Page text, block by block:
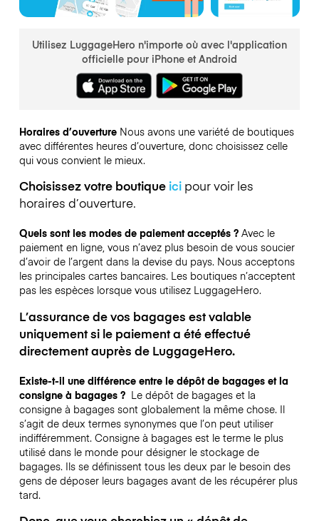
Utilisez LuggageHero n'importe où avec l'application
officielle pour iPhone et Android
Horaires d’ouverture Nous avons une variété de boutiques
avec différentes heures d’ouverture, donc choisissez celle
qui vous convient le mieux.
Choisissez votre boutique icipour voir les
horaires d’ouverture.
Quels sont les modes de paiement acceptés ? Avec le
paiement en ligne, vous n’avez plus besoin de vous soucier
d’avoir de l’argent dans la devise du pays. Nous acceptons
les principales cartes bancaires. Les boutiques n’acceptent
pas les espèces lorsque vous utilisez LuggageHero.
L’assurance de vos bagages est valable
uniquement si le paiement a été effectué
directement auprès de LuggageHero.
Existe-t-il une différence entre le dépôt de bagages et la
consigne à bagages ? Le dépôt de bagages et la
consigne à bagages sont globalement la même chose. Il
s’agit de deux termes synonymes que l’on peut utiliser
indifféremment. Consigne à bagages est le terme le plus
utilisé dans le monde pour désigner le stockage de
bagages. Ils se définissent tous les deux par le besoin des
gens de déposer leurs bagages avant de les récupérer plus
tard.